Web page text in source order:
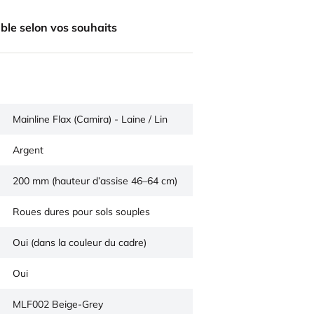
selon vos souhaits
Mainline Flax (Camira) - Laine / Lin
Argent
200 mm (hauteur d’assise 46–64 cm)
Roues dures pour sols souples
Oui (dans la couleur du cadre)
Oui
MLF002 Beige-Grey